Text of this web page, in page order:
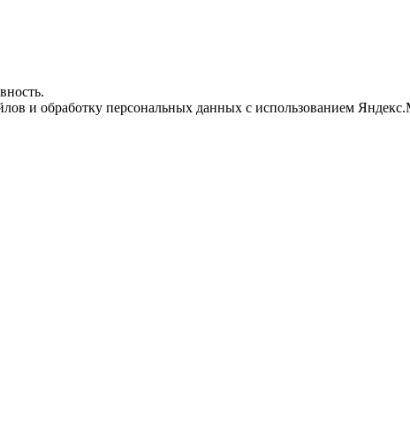
и обработку персональных данных с использованием